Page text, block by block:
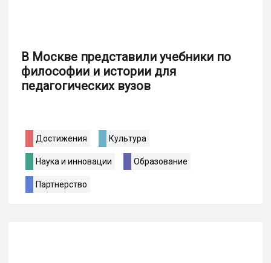
В Москве представили учебники по
философии и истории для
педагогических вузов
Достижения Культура
Наука и инновации Образование
Партнерство